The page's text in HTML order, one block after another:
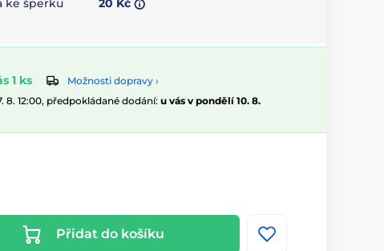
ke šperku
20 Kč
1 ks
Možnosti dopravy ›
8. 12:00, předpokládané dodání: u vás v pondělí 10. 8.
Přidat do košíku